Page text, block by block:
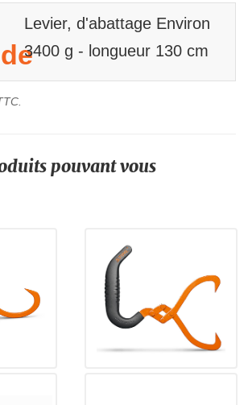
Levier, d'abattage Environ
3400 g - longueur 130 cm
pouvant vous